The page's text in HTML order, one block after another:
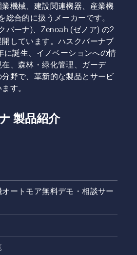
機械、建設関連機器、産業機
総合的に扱うメーカーです。
バーナ)、Zenoah (ゼノア) の2
しています。ハスクバーナブ
に誕生、イノベーションへの情
、森林・緑化管理、ガーデ
野で、革新的な製品とサービ
す。
製品紹介
ートモア無料デモ・相談サー